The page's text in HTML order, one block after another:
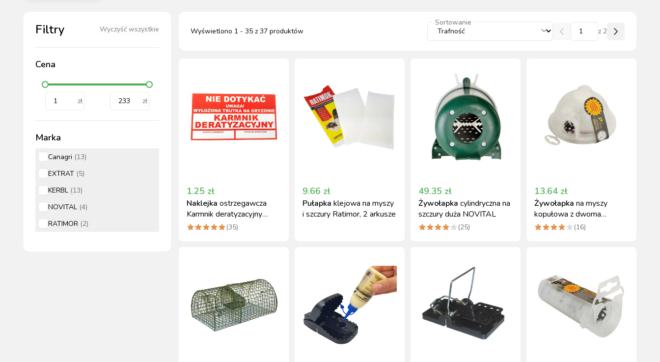
ELEKTRYCZNE
NOWOŚCI KERBL
WYPRZEDAŻ
PASZE DLA ZWIERZĄT
Filtry Wyczyść wszystkie
Cena
zł zł
Marka
Canagri (13)
EXTRAT (5)
KERBL (13)
NOVITAL (4)
RATIMOR (2)
Wyświetlono 1 - 35 z 37 produktów
Sortowanie
z 2
1.25 zł
Naklejka ostrzegawcza
Karmnik deratyzacyjny
110x60 mm Can Agri
(35)
9.66 zł
Pułapka klejowa na myszy
i szczury Ratimor, 2 arkusze
49.35 zł
Żywołapka cylindryczna na
szczury duża NOVITAL
(25)
13.64 zł
Żywołapka na myszy
kopułowa z dwoma
wlotami NOVITAL
(16)